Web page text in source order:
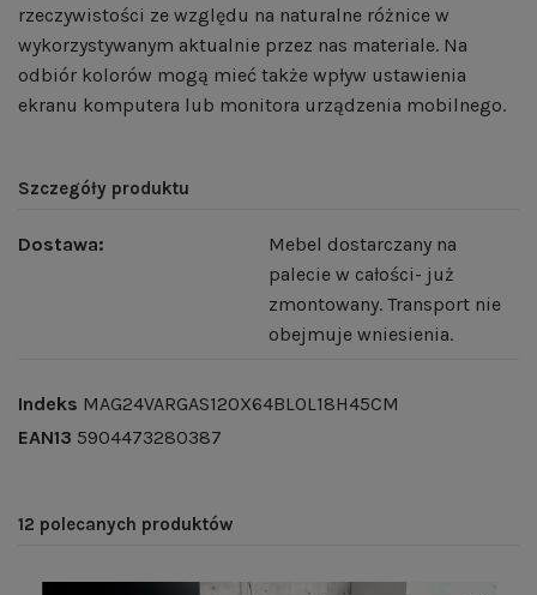
rzeczywistości ze względu na naturalne różnice w
wykorzystywanym aktualnie przez nas materiale. Na
odbiór kolorów mogą mieć także wpływ ustawienia
ekranu komputera lub monitora urządzenia mobilnego.
Szczegóły produktu
Dostawa:
Mebel dostarczany na
palecie w całości- już
zmontowany. Transport nie
obejmuje wniesienia.
Indeks MAG24VARGAS120X64BLOL18H45CM
EAN13 5904473280387
12 polecanych produktów